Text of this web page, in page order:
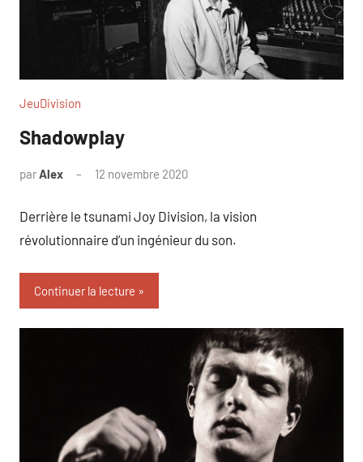
JeuDivision
Shadowplay
parAlex 12 novembre 2020
Derrière le tsunami Joy Division, la vision
révolutionnaire d’un ingénieur du son.
Continuer la lecture